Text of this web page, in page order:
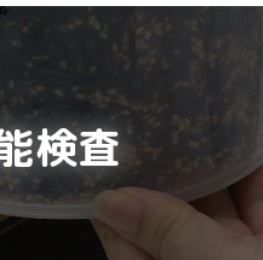
検査